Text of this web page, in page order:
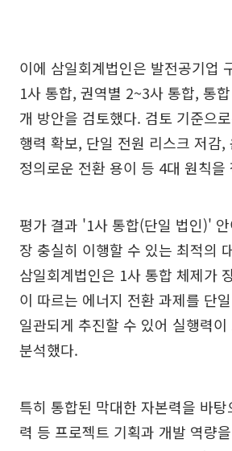
이에 삼일회계법인은 발전공기업
1사 통합, 권역별 2~3사 통합, 통
개 방안을 검토했다. 검토 기준으
행력 확보, 단일 전원 리스크 저감,
정의로운 전환 용이 등 4대 원칙을
평가 결과 '1사 통합(단일 법인)'
장 충실히 이행할 수 있는 최적의
삼일회계법인은 1사 통합 체제가
이 따르는 에너지 전환 과제를 단
일관되게 추진할 수 있어 실행력
분석했다.
특히 통합된 막대한 자본력을 바
력 등 프로젝트 기획과 개발 역량